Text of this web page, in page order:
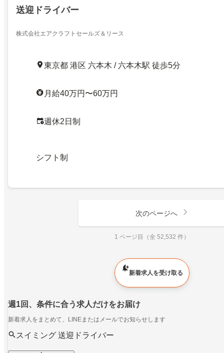
送迎ドライバー
株式会社エアクラフトセールズ＆リース
東京都 港区 六本木 / 六本木駅 徒歩5分
月給40万円〜60万円
週休2日制
シフト制
次のページへ
1 ページ目（全 52,532 件）
新着求人を受け取る
週1回、条件に合う求人だけをお届け
新着求人をまとめて、LINEまたはメールでお知らせします
スイミング 送迎ドライバー